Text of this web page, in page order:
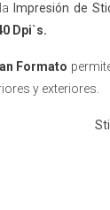
la Impresión de
Dpi`s.
Formato
y exteriores.